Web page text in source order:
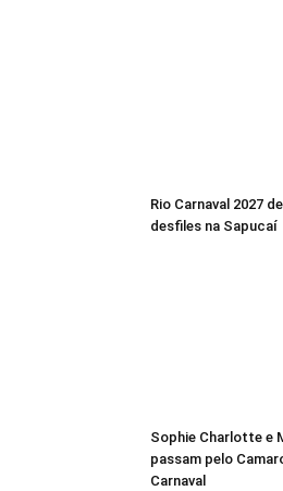
Rio Carnaval 2027
desfiles na Sapucaí
Sophie Charlotte e
passam pelo
Carnaval